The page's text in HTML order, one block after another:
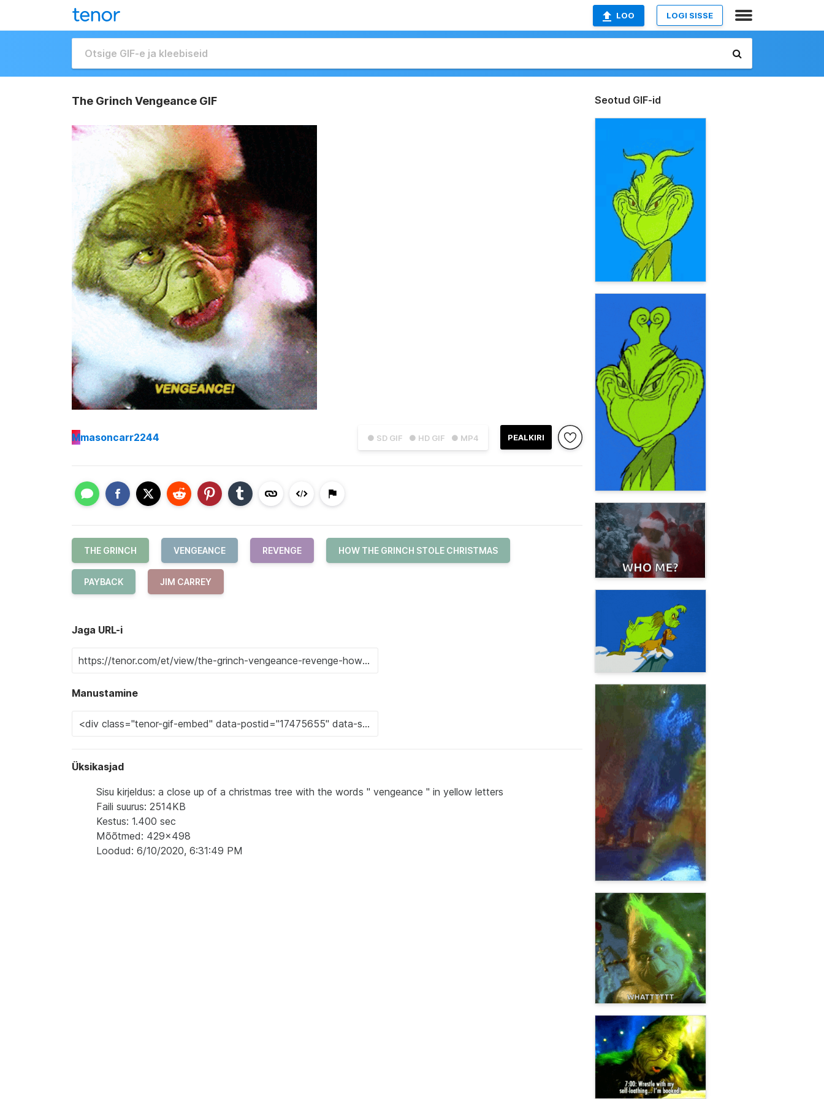
LOO LOGI SISSE
The Grinch Vengeance GIF
● SD GIF ● HD GIF ● MP4 PEALKIRI
Mmasoncarr2244
THE GRINCH VENGEANCE REVENGE HOW THE GRINCH STOLE CHRISTMAS
PAYBACK JIM CARREY
Jaga URL-i
Manustamine
Üksikasjad
Sisu kirjeldus: a close up of a christmas tree with the words " vengeance " in yellow letters
Faili suurus: 2514KB
Kestus: 1.400 sec
Mõõtmed: 429x498
Loodud: 6/10/2020, 6:31:49 PM
Seotud GIF-id